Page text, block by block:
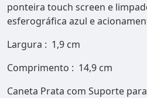
ponteira touch screen e
esferográfica azul e
Largura : 1,9 cm
Comprimento : 14,9 cm
Caneta Prata com Suporte